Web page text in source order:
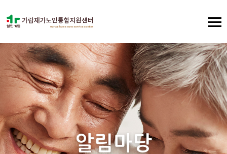
알림마당